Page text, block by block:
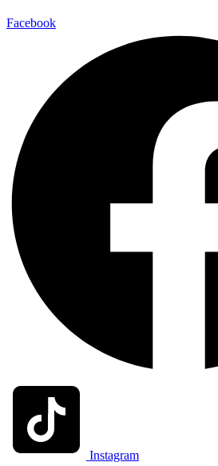
Facebook
Instagram